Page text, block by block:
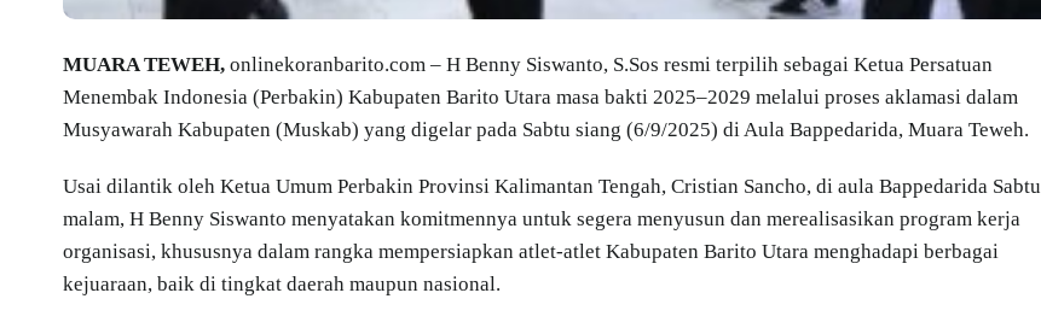
MUARA TEWEH, onlinekoranbarito.com – H Benny Siswanto, S.Sos resmi terpilih sebagai Ketua Persatuan
Menembak Indonesia (Perbakin) Kabupaten Barito Utara masa bakti 2025–2029 melalui proses aklamasi dalam
Musyawarah Kabupaten (Muskab) yang digelar pada Sabtu siang (6/9/2025) di Aula Bappedarida, Muara Teweh.
Usai dilantik oleh Ketua Umum Perbakin Provinsi Kalimantan Tengah, Cristian Sancho, di aula Bappedarida Sabtu
malam, H Benny Siswanto menyatakan komitmennya untuk segera menyusun dan merealisasikan program kerja
organisasi, khususnya dalam rangka mempersiapkan atlet-atlet Kabupaten Barito Utara menghadapi berbagai
kejuaraan, baik di tingkat daerah maupun nasional.